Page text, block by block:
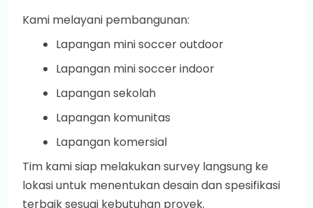
Kami melayani pembangunan:
Lapangan mini soccer outdoor
Lapangan mini soccer indoor
Lapangan sekolah
Lapangan komunitas
Lapangan komersial
Tim kami siap melakukan survey langsung ke
lokasi untuk menentukan desain dan spesifikasi
terbaik sesuai kebutuhan proyek.